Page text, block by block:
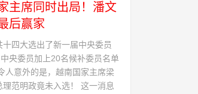
主席同时出局！潘文
后赢家
十四大选出了新一届中央委员
央委员加上20名候补委员名单
人意外的是，越南国家主席梁
理范明政竟未入选！ 这一消息